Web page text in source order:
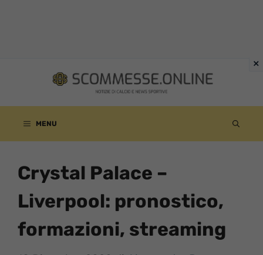
contenuto
MENU
Crystal Palace –
Liverpool: pronostico,
formazioni, streaming